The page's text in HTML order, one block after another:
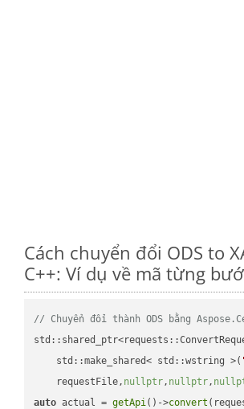
Cách chuyển đổi ODS to
C++: Ví dụ về mã từng
// Chuyển đổi thành ODS bằng
    std::make_shared< std::wstring >(
    requestFile,
nullptr, nullptr,
auto actual = getApi()->convert